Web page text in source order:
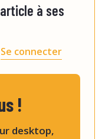
à ses
Se connecter
!
desktop,